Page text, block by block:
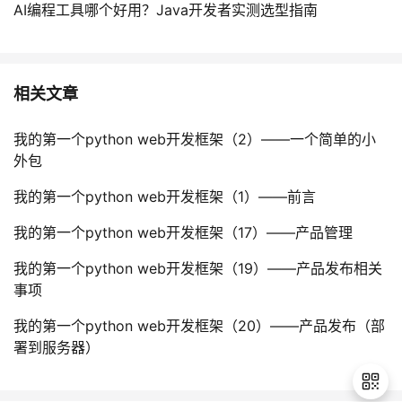
AI编程工具哪个好用？Java开发者实测选型指南
相关文章
我的第一个python web开发框架（2）——一个简单的小
外包
我的第一个python web开发框架（1）——前言
我的第一个python web开发框架（17）——产品管理
我的第一个python web开发框架（19）——产品发布相关
事项
我的第一个python web开发框架（20）——产品发布（部
署到服务器）